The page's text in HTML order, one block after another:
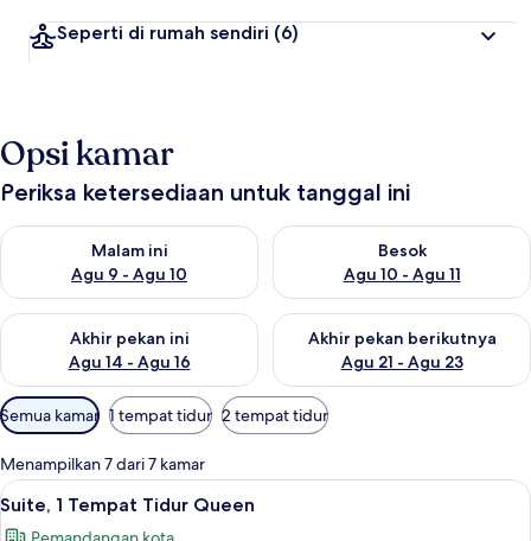
Seperti di rumah sendiri (6)
Opsi kamar
Periksa ketersediaan untuk tanggal ini
Malam ini
Agu 9 - Agu 10
Periksa ketersediaan untuk malam ini Agu 9 - Agu 10
Besok
Agu 10 - Agu 11
Periksa ketersediaan untuk
Akhir pekan ini
Agu 14 - Agu 16
Periksa ketersediaan untuk akhir pekan ini Agu 14 - Agu 16
Akhir pekan berikutnya
Agu 21 - Agu 23
Periksa ketersediaan untuk
Filter
tersedia
untuk
kamar
Semua kamar 1 tempat tidur 2 tempat tidur
Menampilkan 7 dari 7 kamar
Lihat
semua
Suite, 1 Tempat Tidur Queen |
10
Suite, 1 Tempat Tidur Queen